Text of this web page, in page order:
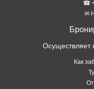
☎
✉
Осуществляет
Как